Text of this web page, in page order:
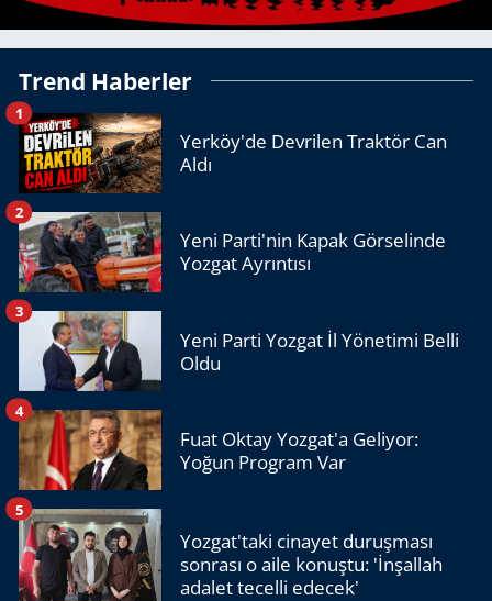
Trend Haberler
Yerköy'de Devrilen Traktör Can
Aldı
1
Yeni Parti'nin Kapak Görselinde
Yozgat Ayrıntısı
2
Yeni Parti Yozgat İl Yönetimi Belli
Oldu
3
Fuat Oktay Yozgat'a Geliyor:
Yoğun Program Var
4
Yozgat'taki cinayet duruşması
sonrası o aile konuştu: 'İnşallah
adalet tecelli edecek'
5